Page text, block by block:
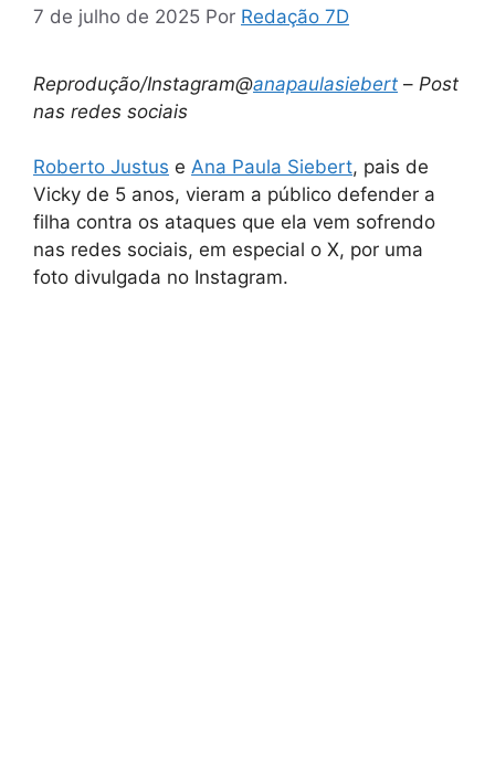
7 de julho de 2025 Por Redação 7D
Reprodução/Instagram@anapaulasiebert – Post
nas redes sociais
Roberto Justus e Ana Paula Siebert, pais de
Vicky de 5 anos, vieram a público defender a
filha contra os ataques que ela vem sofrendo
nas redes sociais, em especial o X, por uma
foto divulgada no Instagram.